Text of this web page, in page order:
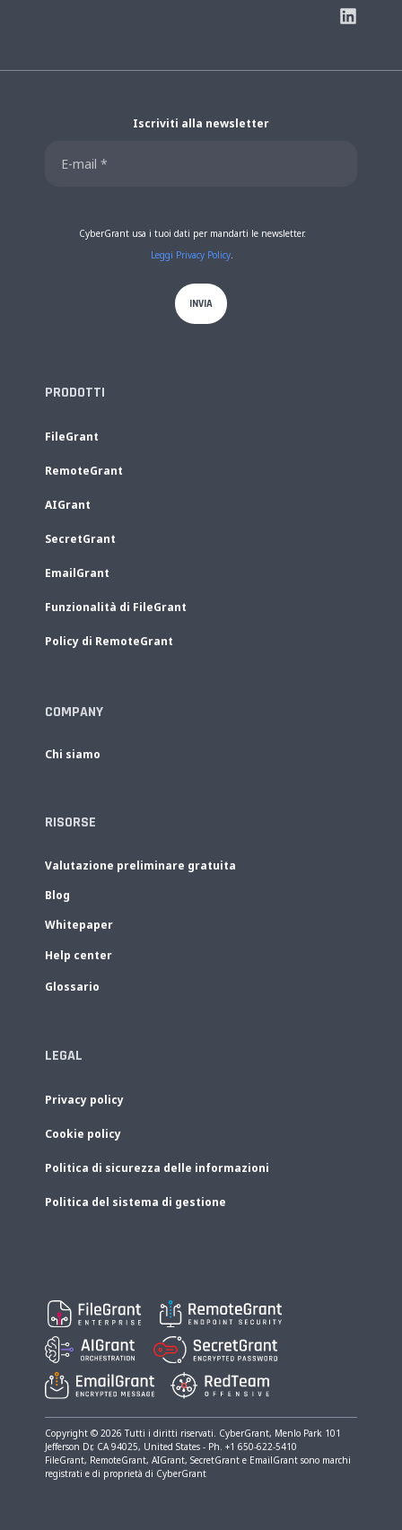
Iscriviti alla newsletter
CyberGrant usa i tuoi dati per mandarti le newsletter.
Leggi Privacy Policy.
PRODOTTI
FileGrant
RemoteGrant
AIGrant
SecretGrant
EmailGrant
Funzionalità di FileGrant
Policy di RemoteGrant
COMPANY
Chi siamo
RISORSE
Valutazione preliminare gratuita
Blog
Whitepaper
Help center
Glossario
LEGAL
Privacy policy
Cookie policy
Politica di sicurezza delle informazioni
Politica del sistema di gestione
Copyright © 2026 Tutti i diritti riservati. CyberGrant, Menlo Park​ 101
Jefferson Dr, CA 94025, United States - Ph. +1 650-622-5410
FileGrant, RemoteGrant, AIGrant, SecretGrant e EmailGrant sono marchi
registrati e di proprietà di CyberGrant